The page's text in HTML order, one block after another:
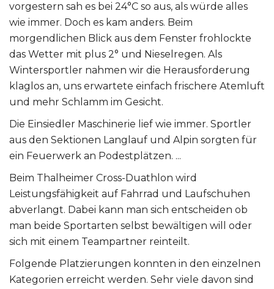
vorgestern sah es bei 24°C so aus, als würde alles
wie immer. Doch es kam anders. Beim
morgendlichen Blick aus dem Fenster frohlockte
das Wetter mit plus 2° und Nieselregen. Als
Wintersportler nahmen wir die Herausforderung
klaglos an, uns erwartete einfach frischere Atemluft
und mehr Schlamm im Gesicht.
Die Einsiedler Maschinerie lief wie immer. Sportler
aus den Sektionen Langlauf und Alpin sorgten für
ein Feuerwerk an Podestplätzen. ...
Beim Thalheimer Cross-Duathlon wird
Leistungsfähigkeit auf Fahrrad und Laufschuhen
abverlangt. Dabei kann man sich entscheiden ob
man beide Sportarten selbst bewältigen will oder
sich mit einem Teampartner reinteilt.
Folgende Platzierungen konnten in den einzelnen
Kategorien erreicht werden. Sehr viele davon sind